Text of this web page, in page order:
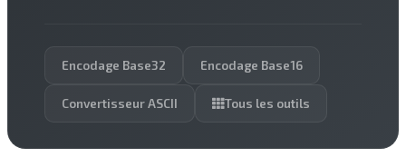
Encodage Base32 Encodage Base16
Convertisseur ASCII Tous les outils